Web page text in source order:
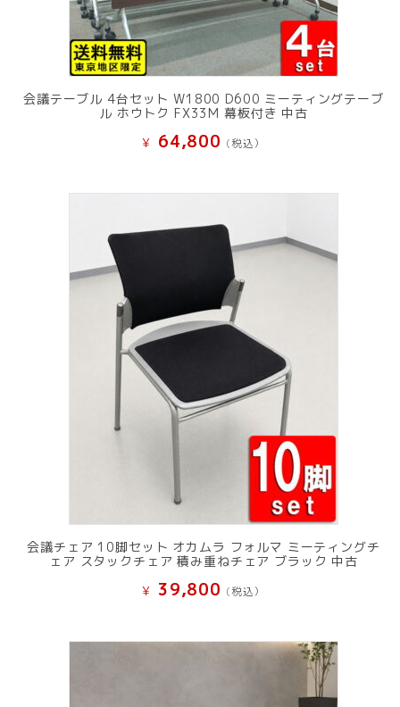
会議テーブル 4台セット W1800 D600 ミーティングテーブ
ル ホウトク FX33M 幕板付き 中古
¥ 64,800 (税込）
会議チェア 10脚セット オカムラ フォルマ ミーティングチ
ェア スタックチェア 積み重ねチェア ブラック 中古
¥ 39,800 (税込）